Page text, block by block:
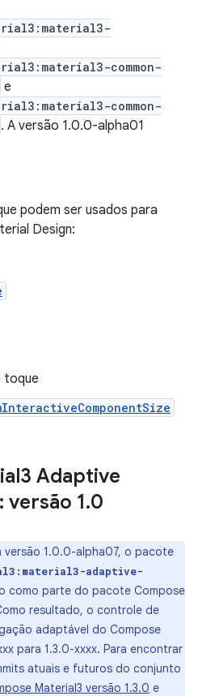
common-
e
common-
. A versão 1.0.0-alpha01
podem ser usados para
Design:
toque
Adaptive
versão 1.0
versão 1.0.0-alpha07, o pacote
adaptive-
como parte do pacote Compose
resultado, o controle de
adaptável do Compose
para 1.3.0-xxxx. Para encontrar
atuais e futuros do conjunto
Material3 versão 1.3.0 e